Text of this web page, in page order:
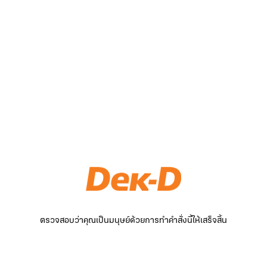
ตรวจสอบว่าคุณเป็นมนุษย์ด้วยการทำคำสั่งนี้ให้เสร็จสิ้น